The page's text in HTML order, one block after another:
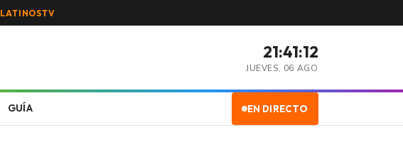
LATINOSTV
21:41:13
JUEVES, 06 AGO
GUÍA EN DIRECTO